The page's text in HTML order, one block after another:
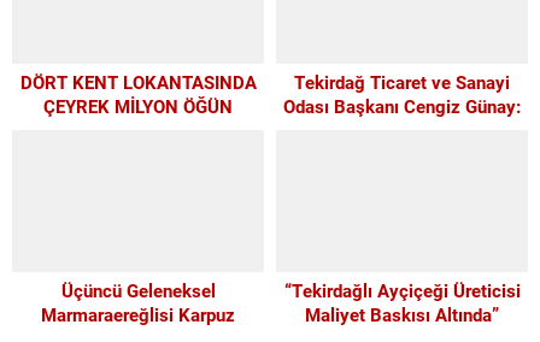
DÖRT KENT LOKANTASINDA
ÇEYREK MİLYON ÖĞÜN
Tekirdağ Ticaret ve Sanayi
Odası Başkanı Cengiz Günay:
Üçüncü Geleneksel
Marmaraereğlisi Karpuz
“Tekirdağlı Ayçiçeği Üreticisi
Maliyet Baskısı Altında”